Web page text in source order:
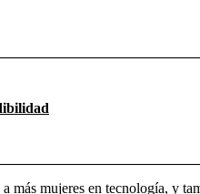
más mujeres en tecnología, y